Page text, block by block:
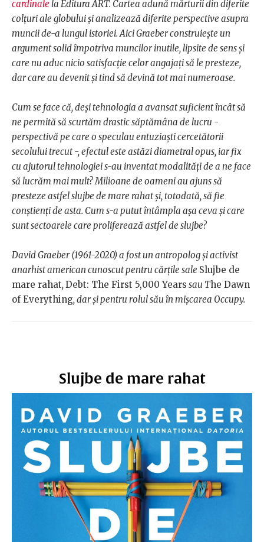
cardinale la Editura ART. Cartea adună mărturii din diferite
colțuri ale globului și analizează diferite perspective asupra
muncii de-a lungul istoriei. Aici Graeber construiește un
argument solid împotriva muncilor inutile, lipsite de sens și
care nu aduc nicio satisfacție celor angajați să le presteze,
dar care au devenit și tind să devină tot mai numeroase.
Cum se face că, deși tehnologia a avansat suficient încât să
ne permită să scurtăm drastic săptămâna de lucru -
perspectivă pe care o speculau entuziaști cercetătorii
secolului trecut -, efectul este astăzi diametral opus, iar fix
cu ajutorul tehnologiei s-au inventat modalități de a ne face
să lucrăm mai mult? Milioane de oameni au ajuns să
presteze astfel slujbe de mare rahat și, totodată, să fie
conștienți de asta. Cum s-a putut întâmpla așa ceva și care
sunt sectoarele care proliferează astfel de slujbe?
David Graeber (1961-2020) a fost un antropolog și activist
anarhist american cunoscut pentru cărțile sale Slujbe de
mare rahat,Debt: The First 5,000 Years sau The Dawn
of Everything, dar și pentru rolul său în mișcarea Occupy.
Slujbe de mare rahat